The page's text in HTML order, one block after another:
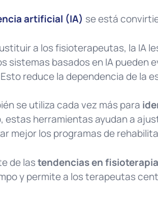
artificial (IA) se está
a los fisioterapeutas, la IA
sistemas basados en IA pueden
reduce la dependencia de la
se utiliza cada vez más para
estas herramientas ayudan a
mejor los programas de
de lastendencias en
y permite a los terapeutas